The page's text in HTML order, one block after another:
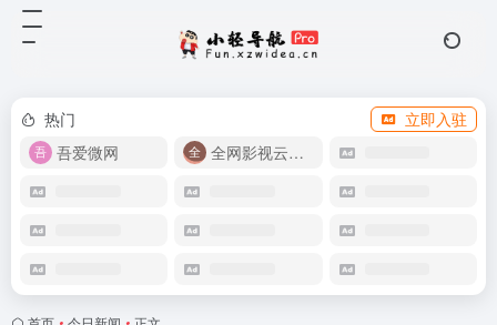
热门
立即入驻
吾爱微网
全网影视云盘资源